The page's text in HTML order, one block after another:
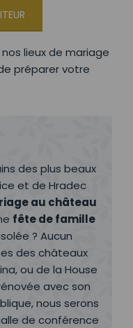
lieux de mariage
préparer votre
des plus beaux
et de Hradec
au château
fête de famille
? Aucun
des châteaux
ou de la House
avec son
nous serons
de conférence